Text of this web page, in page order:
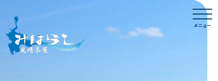
content
メニュー